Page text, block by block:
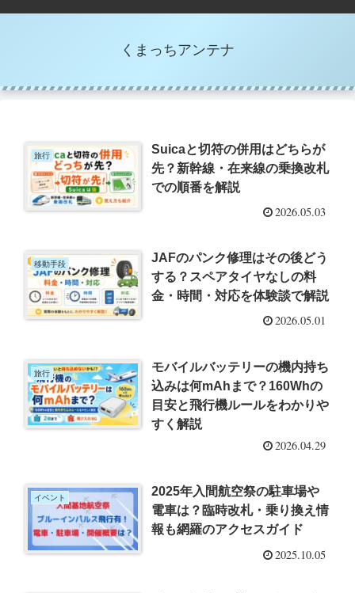
くまっちアンテナ
旅行
Suicaと切符の併用はどちらが
先？新幹線・在来線の乗換改札
での順番を解説
2026.05.03
移動手段
JAFのパンク修理はその後どう
する？スペアタイヤなしの料
金・時間・対応を体験談で解説
2026.05.01
旅行
モバイルバッテリーの機内持ち
込みは何mAhまで？160Whの
目安と飛行機ルールをわかりや
すく解説
2026.04.29
イベント
2025年入間航空祭の駐車場や
電車は？臨時改札・乗り換え情
報も網羅のアクセスガイド
2025.10.05